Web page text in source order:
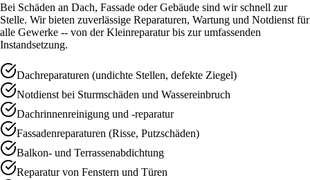
Bei Schäden an Dach, Fassade oder Gebäude sind wir schnell zur
Stelle. Wir bieten zuverlässige Reparaturen, Wartung und Notdienst für
alle Gewerke -- von der Kleinreparatur bis zur umfassenden
Instandsetzung.
Dachreparaturen (undichte Stellen, defekte Ziegel)
Notdienst bei Sturmschäden und Wassereinbruch
Dachrinnenreinigung und -reparatur
Fassadenreparaturen (Risse, Putzschäden)
Balkon- und Terrassenabdichtung
Reparatur von Fenstern und Türen